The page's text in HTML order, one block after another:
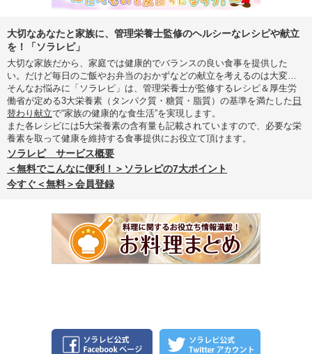
大切なあなたと家族に、管理栄養士監修のヘルシーなレシピや献立
を！「ソラレピ」
大切な家族だから、家庭では健康的でバランスの良い食事を提供した
い。だけど毎日のご飯やお弁当のおかずなどの献立を考えるのは大変…
そんなお悩みに「ソラレピ」は、管理栄養士が監修するレシピ＆厚生労
働省が定める3大栄養素（タンパク質・糖質・脂質）の基準を満たした 日
替わり献立で“家族の健康的な食生活”を実現します。
また各レシピには5大栄養素の含有量も記載されていますので、必要な栄
養素を取って健康を維持する食事提供にお役立て頂けます。
ソラレピ サービス概要
＜無料でこんなに便利！＞ソラレピの7大ポイント
今すぐ＜無料＞会員登録